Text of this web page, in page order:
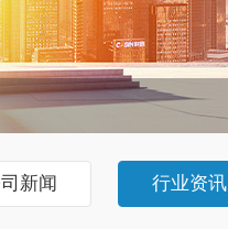
新闻 行业资讯